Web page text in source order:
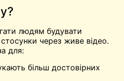
людям будувати
через живе відео.
для:
більш достовірних